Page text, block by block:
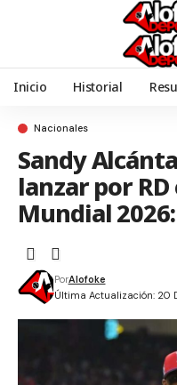
Inicio Historial
Nacionales
Sandy
lanzar por
Mundial 2026:
Última Actualización: 20
PorAlofoke